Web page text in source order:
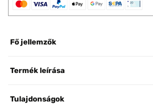
Fő jellemzők
Termék leírása
Tulajdonságok